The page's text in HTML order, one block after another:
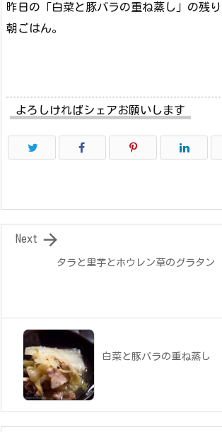
昨日の「白菜と豚バラの重ね蒸し」の残
朝ごはん。
よろしければシェアお願いします
タラと里芋とホウレン草のグラタン

Next
白菜と豚バラの重ね蒸し